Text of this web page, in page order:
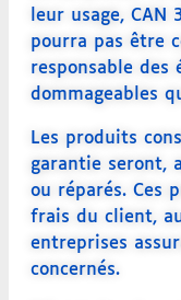
leur usage, CAN
pourra pas être
responsable des
dommageables
Les produits
garantie seront,
ou réparés. Ces
frais du client,
entreprises
concernés.